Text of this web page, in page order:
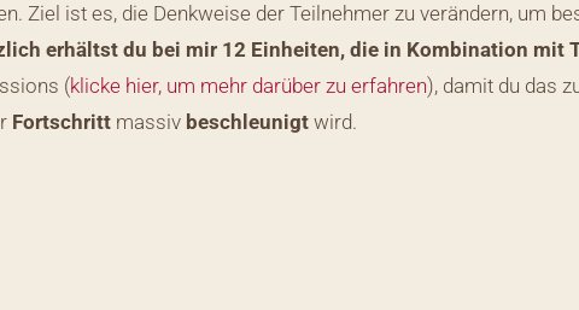
Ziel ist es, die Denkweise der Teilnehmer zu verändern, um
erhältst du bei mir 12 Einheiten, die in Kombination mit
(klicke hier, um mehr darüber zu erfahren), damit du das
Fortschritt massiv beschleunigtwird.